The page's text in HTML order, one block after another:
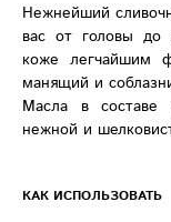
Нежнейший
вас от головы до
коже легчайшим
манящий и
Масла в
нежной и
КАК ИСПОЛЬЗОВАТЬ